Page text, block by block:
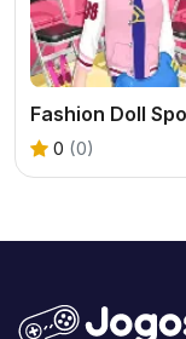
0 (0)